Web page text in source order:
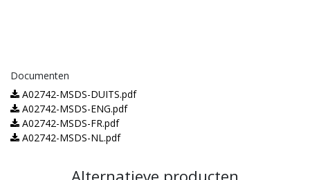
Documenten
A02742-MSDS-DUITS.pdf
A02742-MSDS-ENG.pdf
A02742-MSDS-FR.pdf
A02742-MSDS-NL.pdf
Alternatieve producten